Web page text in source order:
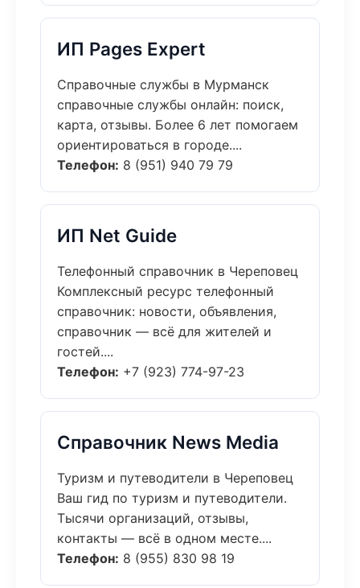
ИП Pages Expert
Справочные службы в Мурманск
справочные службы онлайн: поиск,
карта, отзывы. Более 6 лет помогаем
ориентироваться в городе....
Телефон: 8 (951) 940 79 79
ИП Net Guide
Телефонный справочник в Череповец
Комплексный ресурс телефонный
справочник: новости, объявления,
справочник — всё для жителей и
гостей....
Телефон: +7 (923) 774-97-23
Справочник News Media
Туризм и путеводители в Череповец
Ваш гид по туризм и путеводители.
Тысячи организаций, отзывы,
контакты — всё в одном месте....
Телефон: 8 (955) 830 98 19